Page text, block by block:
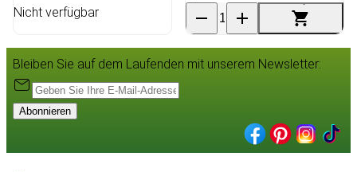
Nicht verfügbar
Bleiben Sie auf dem Laufenden mit unserem Newsletter:
Abonnieren